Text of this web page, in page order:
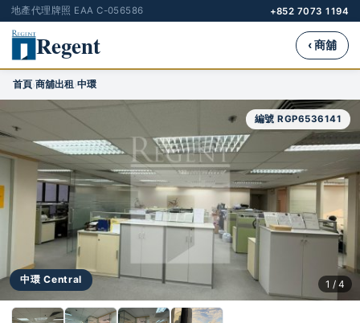
地產代理牌照 EAA C-056586 +852 7073 1194
Regent ‹ 商舖
首頁›商舖出租›中環
中環 Central
編號 RGP6536141
1 / 4